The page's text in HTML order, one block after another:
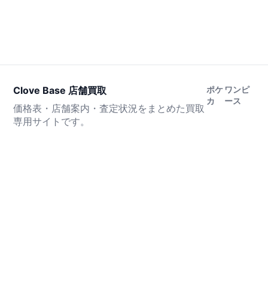
Clove Base 店舗買取
価格表・店舗案内・査定状況をまとめた買取
専用サイトです。
ポケ
カ
ワンピ
ース